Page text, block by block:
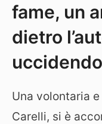
fame, un
dietro
Una volontaria
Carelli, si è